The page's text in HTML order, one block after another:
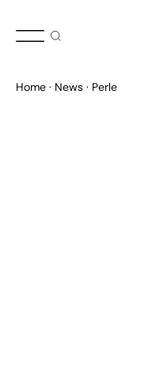
Home News Perle